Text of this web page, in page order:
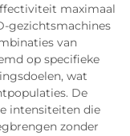
maximaal
gezichtsmachines
van
op specifieke
wat
De
intensiteiten die
zonder